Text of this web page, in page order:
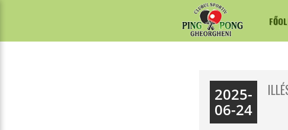
2025-
06-24